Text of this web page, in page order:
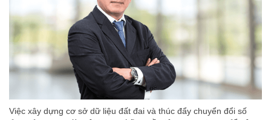
Việc xây dựng cơ sở dữ liệu đất đai và thúc đẩy chuyển đổi số